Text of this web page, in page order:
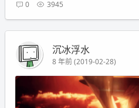
0 3945
沉冰浮水
8 年前 (2019-02-28)